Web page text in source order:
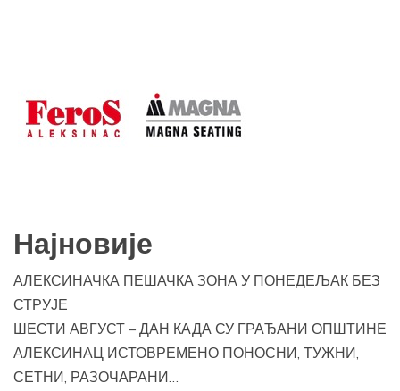
Најновије
АЛЕКСИНАЧКА ПЕШАЧКА ЗОНА У ПОНЕДЕЉАК БЕЗ
СТРУЈЕ
ШЕСТИ АВГУСТ – ДАН КАДА СУ ГРАЂАНИ ОПШТИНЕ
АЛЕКСИНАЦ ИСТОВРЕМЕНО ПОНОСНИ, ТУЖНИ,
СЕТНИ, РАЗОЧАРАНИ…